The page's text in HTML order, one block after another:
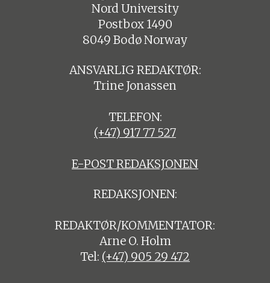
Nord University
Postbox 1490
8049 Bodø Norway
ANSVARLIG REDAKTØR:
Trine Jonassen
TELEFON:
(+47) 917 77 527
E-POST REDAKSJONEN
REDAKSJONEN:
REDAKTØR/KOMMENTATOR:
Arne O. Holm
Tel: (+47) 905 29 472